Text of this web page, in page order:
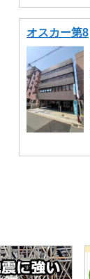
オスカー第8